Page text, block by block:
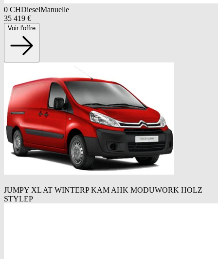
0 CHDieselManuelle
35 419 €
Voir l'offre
JUMPY XL AT WINTERP KAM AHK MODUWORK HOLZ
STYLEP